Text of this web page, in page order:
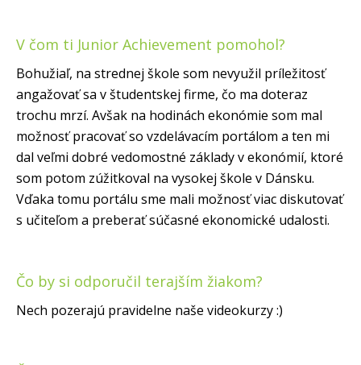
V čom ti Junior Achievement pomohol?
Bohužiaľ, na strednej škole som nevyužil príležitosť
angažovať sa v študentskej firme, čo ma doteraz
trochu mrzí. Avšak na hodinách ekonómie som mal
možnosť pracovať so vzdelávacím portálom a ten mi
dal veľmi dobré vedomostné základy v ekonómií, ktoré
som potom zúžitkoval na vysokej škole v Dánsku.
Vďaka tomu portálu sme mali možnosť viac diskutovať
s učiteľom a preberať súčasné ekonomické udalosti.
Čo by si odporučil terajším žiakom?
Nech pozerajú pravidelne naše videokurzy :)